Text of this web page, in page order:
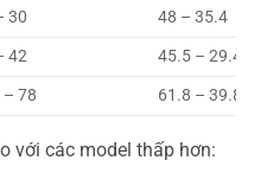
30
48 – 35.4
42
45.5 – 29.4
– 78 61.8 – 39.8
với các model thấp hơn: